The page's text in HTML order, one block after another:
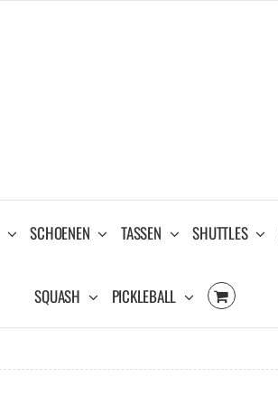
SCHOENEN TASSEN SHUTTLES
SQUASH PICKLEBALL